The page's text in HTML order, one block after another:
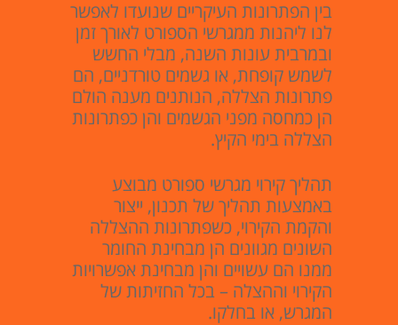
בין הפתרונות העיקריים שנועדו לאפשר
לנו ליהנות ממגרשי הספורט לאורך זמן
ובמרבית עונות השנה, מבלי החשש
לשמש קופחת, או גשמים טורדניים, הם
פתרונות הצללה, הנותנים מענה הולם
הן כמחסה מפני הגשמים והן כפתרונות
הצללה בימי הקיץ.
תהליך קירוי מגרשי ספורט מבוצע
באמצעות תהליך של תכנון, ייצור
והקמת הקירוי, כשפתרונות ההצללה
השונים מגוונים הן מבחינת החומר
ממנו הם עשויים והן מבחינת אפשרויות
הקירוי וההצלה – בכל החזיתות של
המגרש, או בחלקו.